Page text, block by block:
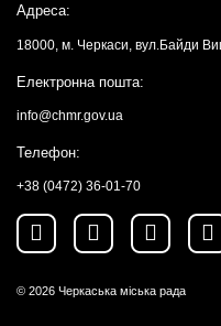
Адреса:
18000, м. Черкаси, вул.Байди
Електронна пошта:
info@chmr.gov.ua
Телефон:
+38 (0472) 36-01-70
© 2026 Черкаська міська рада